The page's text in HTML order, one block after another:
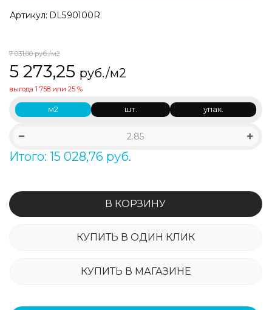
Артикул: DL590100R
7 031,00руб./м2
5 273,25 руб./м2
выгода 1 758или 25 %
м2 шт. упак.
Итого: 15 028,76 руб.
В КОРЗИНУ
КУПИТЬ В ОДИН КЛИК
КУПИТЬ В МАГАЗИНЕ